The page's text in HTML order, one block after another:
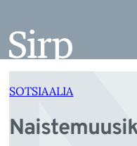
juurde
SOTSIAALIA